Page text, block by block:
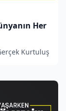
Her
Kurtuluş